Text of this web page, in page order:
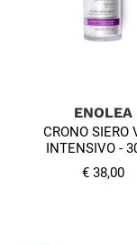
ENOLEA
CRONO SIERO
INTENSIVO -
€ 38,00